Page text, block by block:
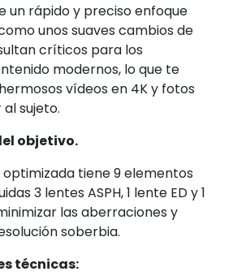
un rápido y preciso enfoque
unos suaves cambios de
críticos para los
modernos, lo que te
vídeos en 4K y fotos
sujeto.
objetivo.
tiene 9 elementos
3 lentes ASPH, 1 lente ED y 1
las aberraciones y
soberbia.
técnicas: